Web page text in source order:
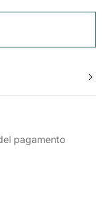
pagamento